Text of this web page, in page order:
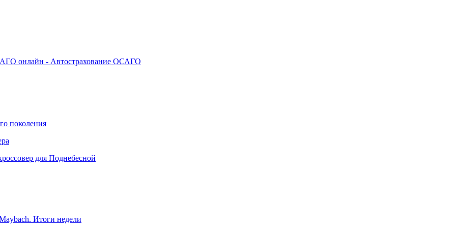
онлайн - Автострахование ОСАГО
поколения
для Поднебесной
Итоги недели